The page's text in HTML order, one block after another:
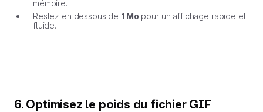
mémoire.
Restez en dessous de 1 Mo pour un affichage rapide et
fluide.
6. Optimisez le poids du fichier GIF